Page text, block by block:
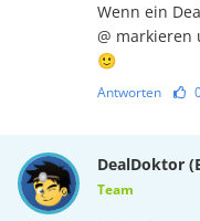
Wenn ein
@ markieren
🙂
Antworten
DealDoktor
Team